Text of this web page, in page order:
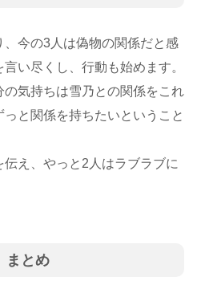
今の3人は偽物の関係だと感
い尽くし、行動も始めます。
気持ちは雪乃との関係をこれ
と関係を持ちたいということ
え、やっと2人はラブラブに
とめ